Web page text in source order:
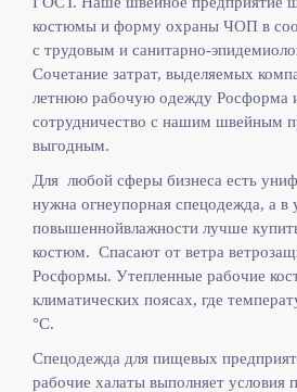
костюмы и форму охраны ЧОП в
с трудовым и санитарно-
Сочетание затрат, выделяемых
летнюю рабочую одежду Росформа и
сотрудничество с нашим швейным
выгодным.
Для любой сферы бизнеса есть
нужна огнеупорная спецодежда, а в
повышеннойвлажности лучше
костюм. Спасают от ветра
Росформы. Утепленные рабочие
климатических поясах, где
°C.
Спецодежда для пищевых
рабочие халаты выполняет условия